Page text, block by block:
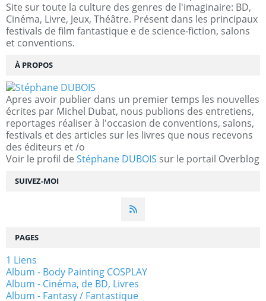
SUIVEZ-MOI
Site sur toute la culture des genres de l'imaginaire: BD,
Cinéma, Livre, Jeux, Théâtre. Présent dans les principaux
festivals de film fantastique e de science-fiction, salons
et conventions.
À PROPOS
Apres avoir publier dans un premier temps les nouvelles
écrites par Michel Dubat, nous publions des entretiens,
reportages réaliser à l'occasion de conventions, salons,
festivals et des articles sur les livres que nous recevons
des éditeurs et /o
Voir le profil de Stéphane DUBOIS sur le portail Overblog
PAGES
1 Liens
Album - Body Painting COSPLAY
Album - Cinéma, de BD, Livres
Album - Fantasy / Fantastique